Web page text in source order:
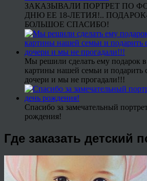
ЗАКАЗЫВАЛИ ПОРТРЕТ ПО
ДНЮ ЕЕ 18-ЛЕТИЯ!..
БОЛЬШОЕ СПАСИБО!
Мы решили сделать ему подарок в
картины нашей семьи и
дочери и мы не прогадали!!!
Спасибо за замечательный
рождения!
Где заказать детский